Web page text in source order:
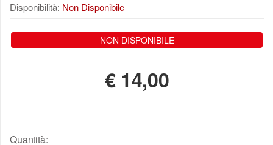
Disponibilità: Non Disponibile
NON DISPONIBILE
€ 14,00
Quantità: